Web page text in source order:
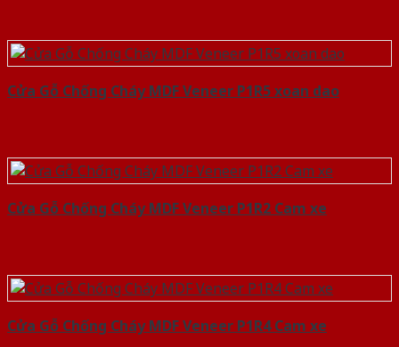
Cửa Gỗ Chống Cháy MDF Veneer P1R5 xoan dao
Cửa Gỗ Chống Cháy MDF Veneer P1R2 Cam xe
Cửa Gỗ Chống Cháy MDF Veneer P1R4 Cam xe